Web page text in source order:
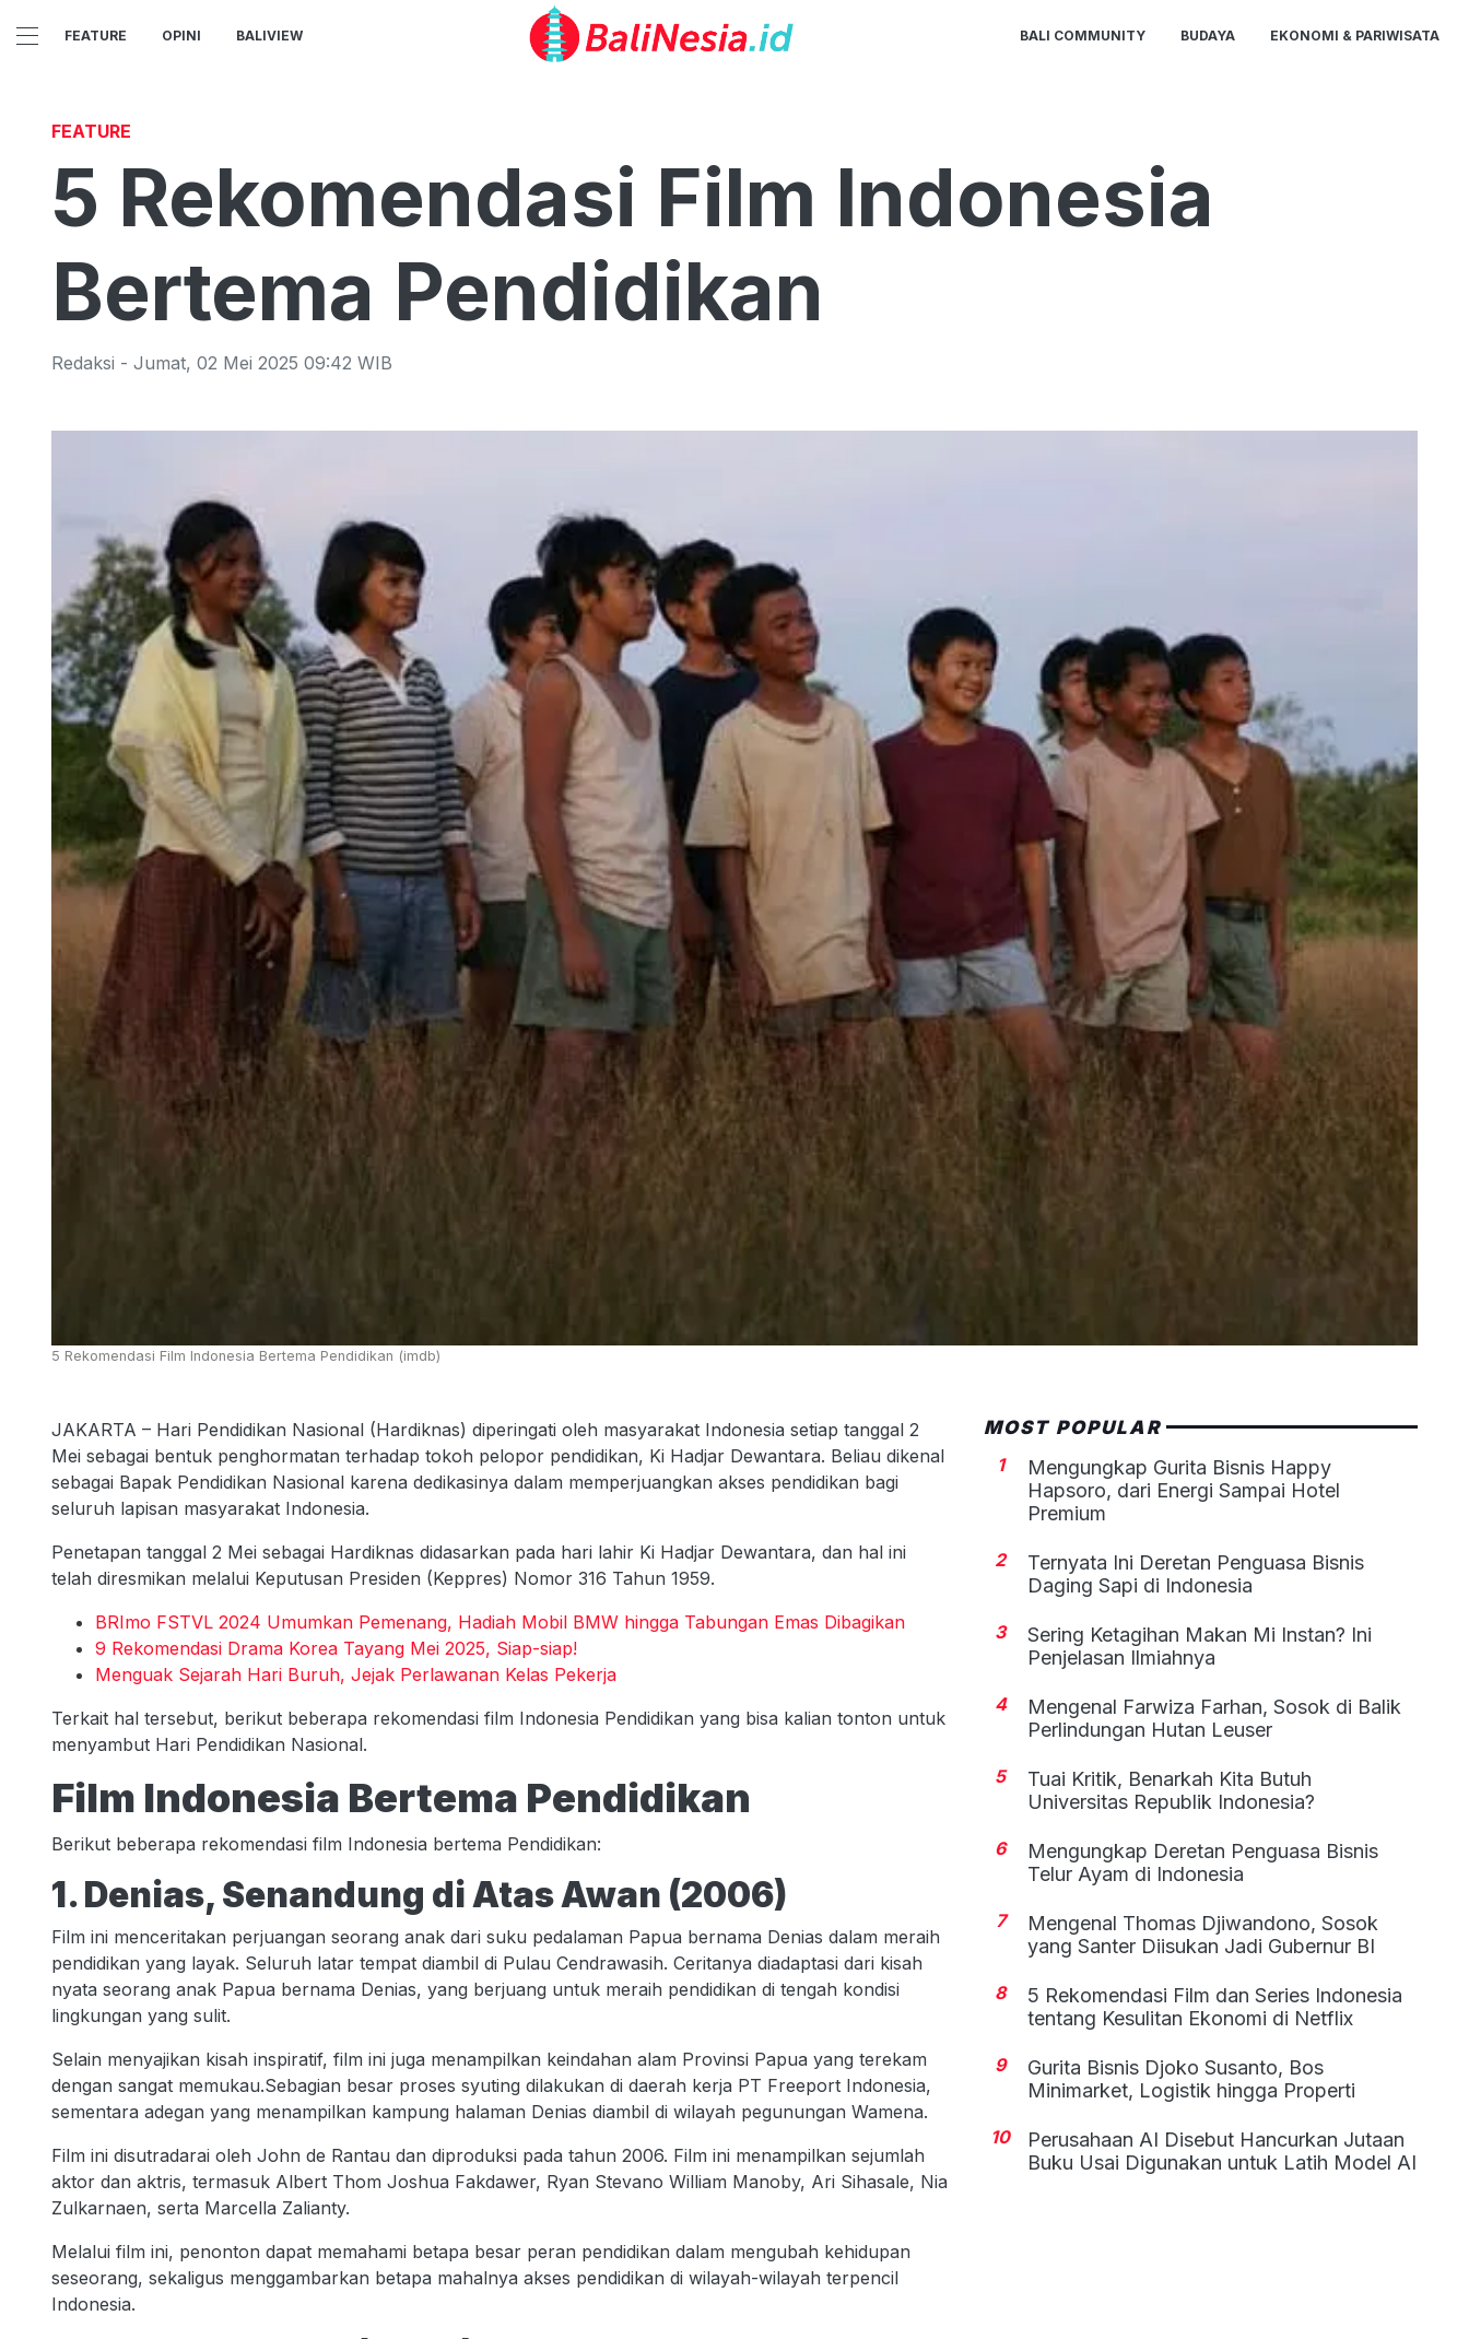
FEATURE OPINI BALIVIEW BALI COMMUNITY BUDAYA EKONOMI & PARIWISATA
FEATURE
5 Rekomendasi Film Indonesia
Bertema Pendidikan
Redaksi - Jumat, 02 Mei 2025 09:42 WIB
5 Rekomendasi Film Indonesia Bertema Pendidikan (imdb)
JAKARTA – Hari Pendidikan Nasional (Hardiknas) diperingati oleh masyarakat Indonesia setiap tanggal 2
Mei sebagai bentuk penghormatan terhadap tokoh pelopor pendidikan, Ki Hadjar Dewantara. Beliau dikenal
sebagai Bapak Pendidikan Nasional karena dedikasinya dalam memperjuangkan akses pendidikan bagi
seluruh lapisan masyarakat Indonesia.
Penetapan tanggal 2 Mei sebagai Hardiknas didasarkan pada hari lahir Ki Hadjar Dewantara, dan hal ini
telah diresmikan melalui Keputusan Presiden (Keppres) Nomor 316 Tahun 1959.
BRImo FSTVL 2024 Umumkan Pemenang, Hadiah Mobil BMW hingga Tabungan Emas Dibagikan
9 Rekomendasi Drama Korea Tayang Mei 2025, Siap-siap!
Menguak Sejarah Hari Buruh, Jejak Perlawanan Kelas Pekerja
Terkait hal tersebut, berikut beberapa rekomendasi film Indonesia Pendidikan yang bisa kalian tonton untuk
menyambut Hari Pendidikan Nasional.
Film Indonesia Bertema Pendidikan
Berikut beberapa rekomendasi film Indonesia bertema Pendidikan:
1. Denias, Senandung di Atas Awan (2006)
Film ini menceritakan perjuangan seorang anak dari suku pedalaman Papua bernama Denias dalam meraih
pendidikan yang layak. Seluruh latar tempat diambil di Pulau Cendrawasih. Ceritanya diadaptasi dari kisah
nyata seorang anak Papua bernama Denias, yang berjuang untuk meraih pendidikan di tengah kondisi
lingkungan yang sulit.
Selain menyajikan kisah inspiratif, film ini juga menampilkan keindahan alam Provinsi Papua yang terekam
dengan sangat memukau.Sebagian besar proses syuting dilakukan di daerah kerja PT Freeport Indonesia,
sementara adegan yang menampilkan kampung halaman Denias diambil di wilayah pegunungan Wamena.
Film ini disutradarai oleh John de Rantau dan diproduksi pada tahun 2006. Film ini menampilkan sejumlah
aktor dan aktris, termasuk Albert Thom Joshua Fakdawer, Ryan Stevano William Manoby, Ari Sihasale, Nia
Zulkarnaen, serta Marcella Zalianty.
Melalui film ini, penonton dapat memahami betapa besar peran pendidikan dalam mengubah kehidupan
seseorang, sekaligus menggambarkan betapa mahalnya akses pendidikan di wilayah-wilayah terpencil
Indonesia.
MOST POPULAR
1
Mengungkap Gurita Bisnis Happy
Hapsoro, dari Energi Sampai Hotel
Premium
2
Ternyata Ini Deretan Penguasa Bisnis
Daging Sapi di Indonesia
3
Sering Ketagihan Makan Mi Instan? Ini
Penjelasan Ilmiahnya
4
Mengenal Farwiza Farhan, Sosok di Balik
Perlindungan Hutan Leuser
5
Tuai Kritik, Benarkah Kita Butuh
Universitas Republik Indonesia?
6
Mengungkap Deretan Penguasa Bisnis
Telur Ayam di Indonesia
7
Mengenal Thomas Djiwandono, Sosok
yang Santer Diisukan Jadi Gubernur BI
8
5 Rekomendasi Film dan Series Indonesia
tentang Kesulitan Ekonomi di Netflix
9
Gurita Bisnis Djoko Susanto, Bos
Minimarket, Logistik hingga Properti
10
Perusahaan AI Disebut Hancurkan Jutaan
Buku Usai Digunakan untuk Latih Model AI